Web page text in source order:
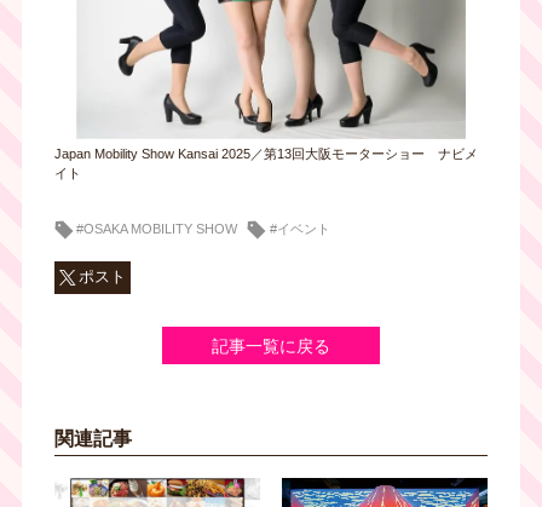
Japan Mobility Show Kansai 2025／第13回大阪モーターショー ナビメ
イト
#OSAKA MOBILITY SHOW #イベント
ポスト
記事一覧に戻る
関連記事